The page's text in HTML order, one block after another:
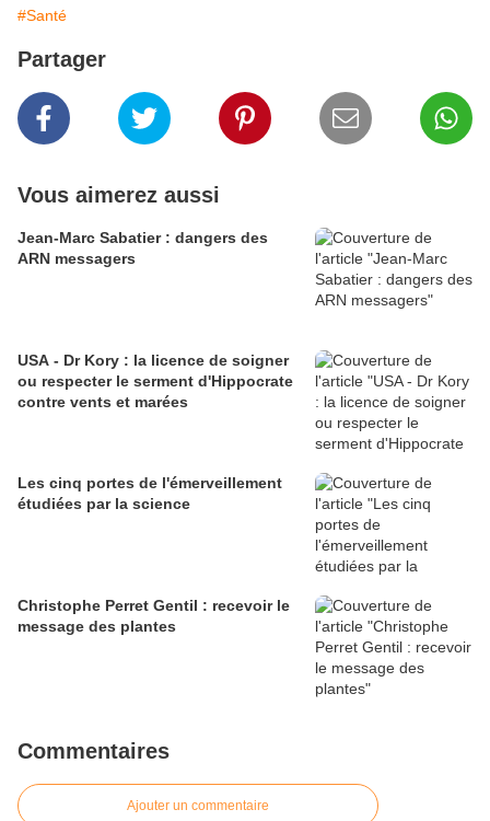
#Santé
Partager
Vous aimerez aussi
Jean-Marc Sabatier : dangers des
ARN messagers
USA - Dr Kory : la licence de soigner
ou respecter le serment d'Hippocrate
contre vents et marées
Les cinq portes de l'émerveillement
étudiées par la science
Christophe Perret Gentil : recevoir le
message des plantes
Commentaires
Ajouter un commentaire